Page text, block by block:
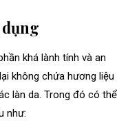
khá lành tính và an
không chứa hương liệu
làn da. Trong đó có thể
như: